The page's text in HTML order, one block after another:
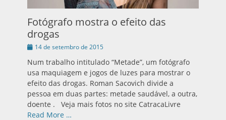
Fotógrafo mostra o efeito das
drogas
Publicado
14 de setembro de 2015
Num trabalho intitulado “Metade”, um fotógrafo
usa maquiagem e jogos de luzes para mostrar o
efeito das drogas. Roman Sacovich divide a
pessoa em duas partes: metade saudável, a outra,
doente . Veja mais fotos no site CatracaLivre
Read More …